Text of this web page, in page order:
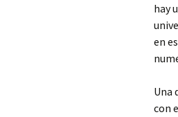
hay
en
Una
con